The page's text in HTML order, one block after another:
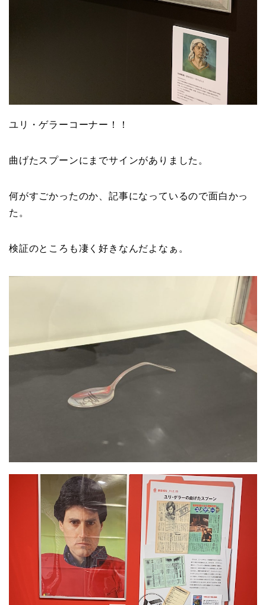
ユリ・ゲラーコーナー！！
曲げたスプーンにまでサインがありました。
何がすごかったのか、記事になっているので面白かっ
た。
検証のところも凄く好きなんだよなぁ。